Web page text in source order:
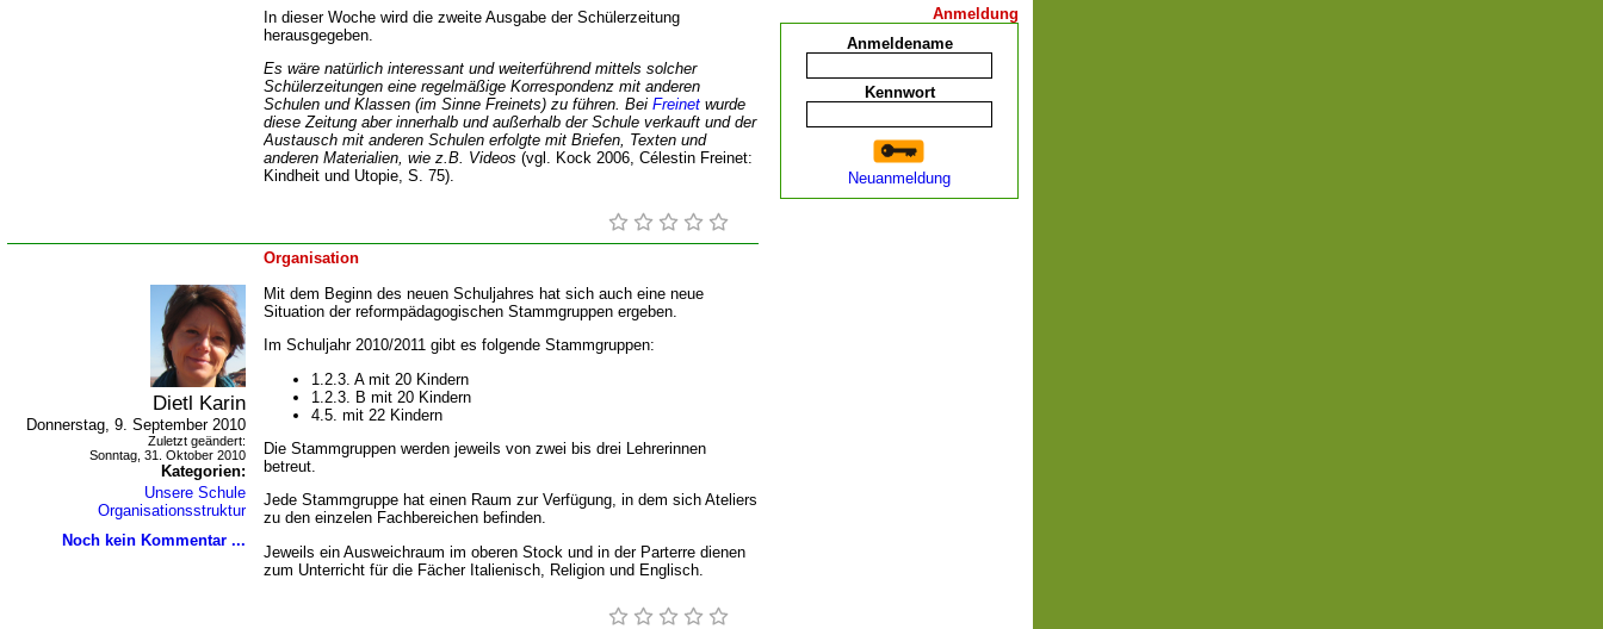
In dieser Woche wird die zweite Ausgabe der Schülerzeitung
herausgegeben.
Es wäre natürlich interessant und weiterführend mittels solcher
Schülerzeitungen eine regelmäßige Korrespondenz mit anderen
Schulen und Klassen (im Sinne Freinets) zu führen. Bei Freinet wurde
diese Zeitung aber innerhalb und außerhalb der Schule verkauft und der
Austausch mit anderen Schulen erfolgte mit Briefen, Texten und
anderen Materialien, wie z.B. Videos (vgl. Kock 2006, Célestin Freinet:
Kindheit und Utopie, S. 75).
Organisation
Dietl Karin
Donnerstag, 9. September 2010
Zuletzt geändert:
Sonntag, 31. Oktober 2010
Kategorien:
Unsere Schule
Organisationsstruktur
Noch kein Kommentar ...
Mit dem Beginn des neuen Schuljahres hat sich auch eine neue
Situation der reformpädagogischen Stammgruppen ergeben.
Im Schuljahr 2010/2011 gibt es folgende Stammgruppen:
1.2.3. A mit 20 Kindern
1.2.3. B mit 20 Kindern
4.5. mit 22 Kindern
Die Stammgruppen werden jeweils von zwei bis drei Lehrerinnen
betreut.
Jede Stammgruppe hat einen Raum zur Verfügung, in dem sich Ateliers
zu den einzelen Fachbereichen befinden.
Jeweils ein Ausweichraum im oberen Stock und in der Parterre dienen
zum Unterricht für die Fächer Italienisch, Religion und Englisch.
Anmeldung
Anmeldename
Kennwort
Neuanmeldung